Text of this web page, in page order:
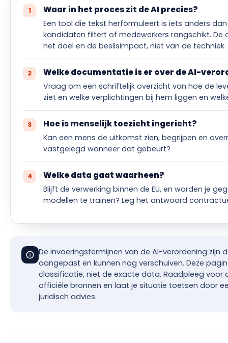
Waar in het proces zit de AI precies?
Een tool die tekst herformuleert is iets anders
kandidaten filtert of medewerkers rangschikt.
het doel en de beslisimpact, niet van de techniek.
Welke documentatie is er over de AI-
Vraag om een schriftelijk overzicht van hoe de
ziet en welke verplichtingen bij hem liggen en
Hoe is menselijk toezicht ingericht?
Kan een mens de uitkomst zien, begrijpen en
vastgelegd wanneer dat gebeurt?
Welke data gaat waarheen?
Blijft de verwerking binnen de EU, en worden je
modellen te trainen? Leg het antwoord
De invoeringstermijnen van de AI-verordening zijn
aangepast en kunnen nog verschuiven. Deze
classificatie, niet de exacte data. Raadpleeg voor
officiële bronnen en laat je situatie toetsen door
juridisch advies.